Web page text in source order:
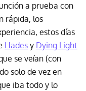
a prueba con
rápida, los
estos días
Hades y Dying Light
se veían (con
solo de vez en
iba todo y lo